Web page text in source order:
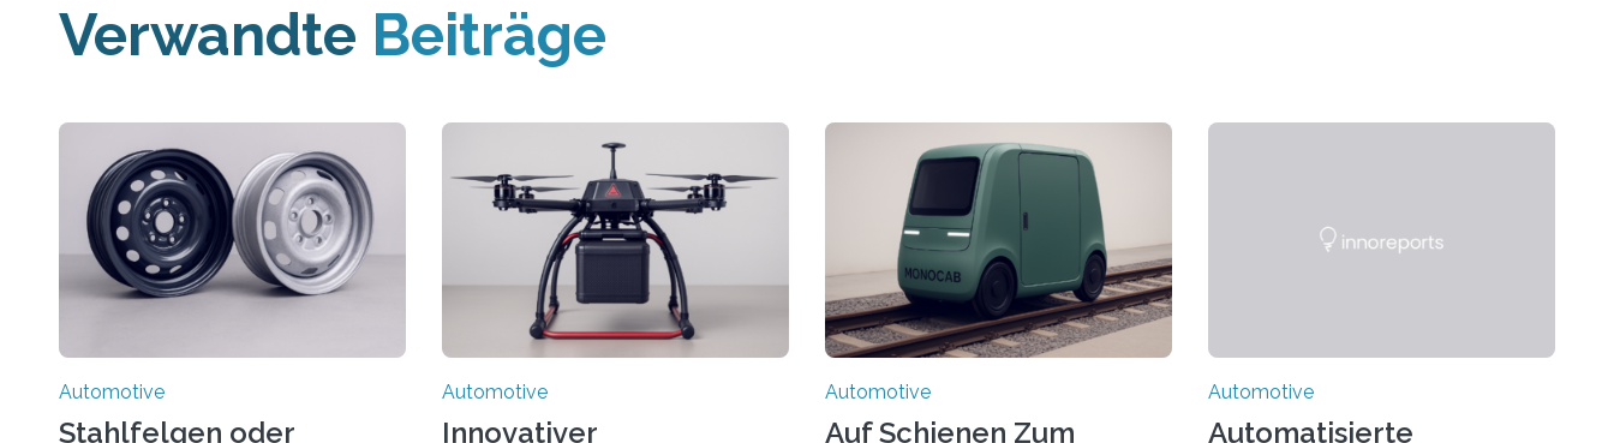
Verwandte Beiträge
Automotive
Stahlfelgen oder
Automotive
Innovativer
Automotive
Auf Schienen Zum
Automotive
Automatisierte